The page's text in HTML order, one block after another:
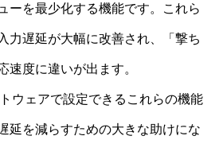
ーを最少化する機能です。これら
力遅延が大幅に改善され、「撃ち
速度に違いが出ます。
ウェアで設定できるこれらの機能
延を減らすための大きな助けにな